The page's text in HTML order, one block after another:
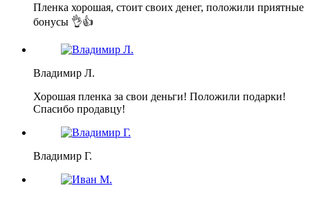
Пленка хорошая, стоит своих денег, положили приятные
бонусы 👌👍
Владимир Л.
Хорошая пленка за свои деньги! Положили подарки!
Спасибо продавцу!
Владимир Г.